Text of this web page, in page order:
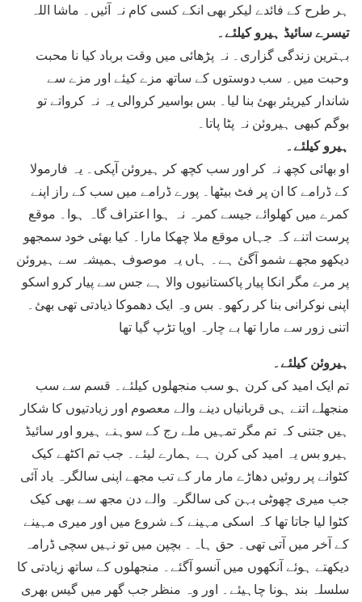
ہر طرح کے فائدے لیکر بھی انکے کسی کام نہ آئیں۔ ماشا اللہ
تیسرے سائیڈ ہیرو کیلئے۔
بہترین زندگی گزاری۔ نہ پڑھائی میں وقت برباد کیا نا محبت
وحبت میں۔ سب دوستوں کے ساتھ مزے کیئے اور مزے سے
شاندار کیریئر بھئ بنا لیا۔ بس بواسیر کروالی یہ نہ کرواتے تو
بوگم کبھی ہیروئن نہ پٹا پاتا۔
ہیرو کیلئے۔
او بھائی کچھ نہ کر اور سب کچھ کر ہیروئن آپکی۔ یہ فارمولا
کے ڈرامے کا ان پر فٹ بیٹھا۔ پورے ڈرامے میں سب کے راز اپنے
کمرے میں کھلوائے جیسے کمرہ نہ ہوا اعتراف گاہ ہوا۔ موقع
پرست اتنے کہ جہاں موقع ملا چھکا مارا۔ کیا بھئی خود سمجھو
دیکھو مجھے شمو آگئ ہے۔ ہاں یہ موصوف ہمیشہ سے ہیروئن
پر مرے مگر انکا پیار پاکستانیوں والا ہے جس سے پیار کرو اسکو
اپنی نوکرانی بنا کر رکھو۔ بس وہ ایک دھموکا ذیادتی تھی بھئ۔
اتنی زور سے مارا تھا بے چارہ اوپا تڑپ گیا تھا
ہیروئن کیلئے۔
تم ایک امید کی کرن ہو سب منجھلوں کیلئے۔ قسم سے سب
منجھلے اتنے ہی قربانیاں دینے والے معصوم اور زیادتیوں کا شکار
ہیں جتنی کہ تم مگر تمہیں ملے رج کے سوہنے ہیرو اور سائیڈ
ہیرو بس یہ امید کی کرن ہے ہمارے لیئے۔ جب تم اکٹھے کیک
کٹوانے پر روئیں دھاڑے مار مار کے تب مجھے اپنی سالگرہ یاد آئی
جب میری چھوٹی بہن کی سالگرہ والے دن مجھ سے بھی کیک
کٹوا لیا جاتا تھا کہ اسکی مہینے کے شروع میں اور میری مہینے
کے آخر میں آتی تھی۔ حق ہاہ۔ بچپن میں تو نہیں سچی ڈرامہ
دیکھتے ہوئے آنکھوں میں آنسو آگئے۔ منجھلوں کے ساتھ زیادتی کا
سلسلہ بند ہونا چاہیئے۔ اور وہ منظر جب گھر میں گیس بھری